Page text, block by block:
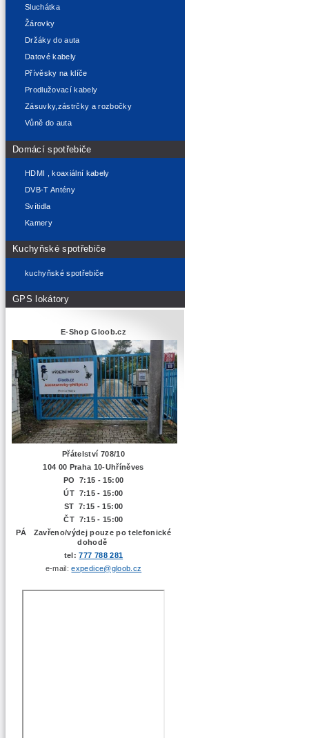
Sluchátka
Žárovky
Držáky do auta
Datové kabely
Přívěsky na klíče
Prodlužovací kabely
Zásuvky,zástrčky a rozbočky
Vůně do auta
Domácí spotřebiče
HDMI , koaxiální kabely
DVB-T Antény
Svítidla
Kamery
Kuchyňské spotřebiče
kuchyňské spotřebiče
GPS lokátory
E-Shop Gloob.cz
Přátelství 708/10
104 00 Praha 10-Uhříněves
PO 7:15 - 15:00
ÚT 7:15 - 15:00
ST 7:15 - 15:00
ČT 7:15 - 15:00
PÁ Zavřeno/výdej pouze po telefonické
dohodě
tel:777 788 281
e-mail:expedice@gloob.cz